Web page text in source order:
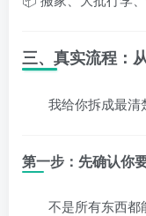
三、真实流程：
我给你拆成最清
第一步：先确认你
不是所有东西都